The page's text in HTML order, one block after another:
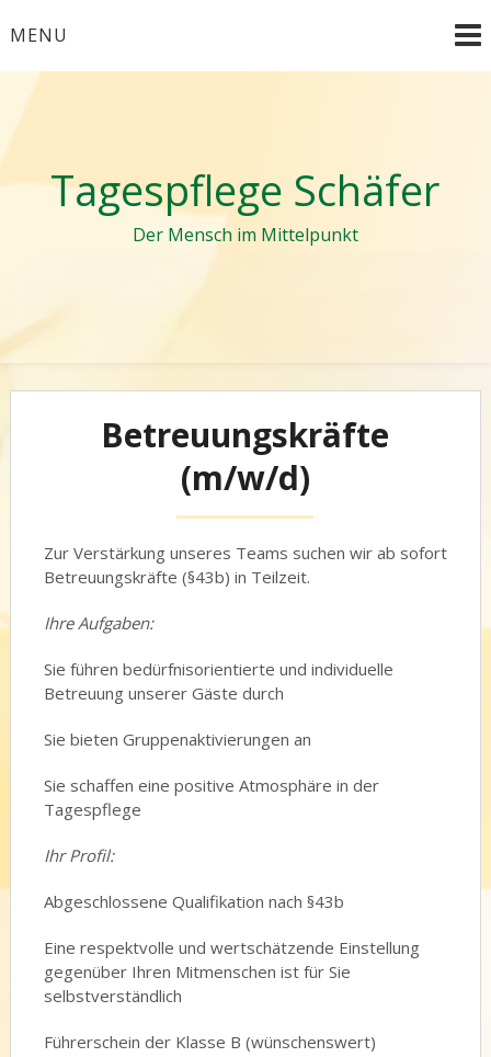
toMENU
Tagespflege Schäfer
Der Mensch im Mittelpunkt
Betreuungskräfte
(m/w/d)
Zur Verstärkung unseres Teams suchen wir ab sofort
Betreuungskräfte (§43b) in Teilzeit.
Ihre Aufgaben:
Sie führen bedürfnisorientierte und individuelle
Betreuung unserer Gäste durch
Sie bieten Gruppenaktivierungen an
Sie schaffen eine positive Atmosphäre in der
Tagespflege
Ihr Profil:
Abgeschlossene Qualifikation nach §43b
Eine respektvolle und wertschätzende Einstellung
gegenüber Ihren Mitmenschen ist für Sie
selbstverständlich
Führerschein der Klasse B (wünschenswert)